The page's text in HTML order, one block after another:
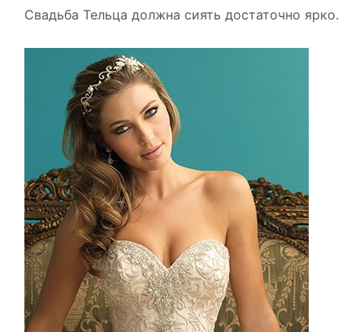
Свадьба Тельца должна сиять достаточно ярко.